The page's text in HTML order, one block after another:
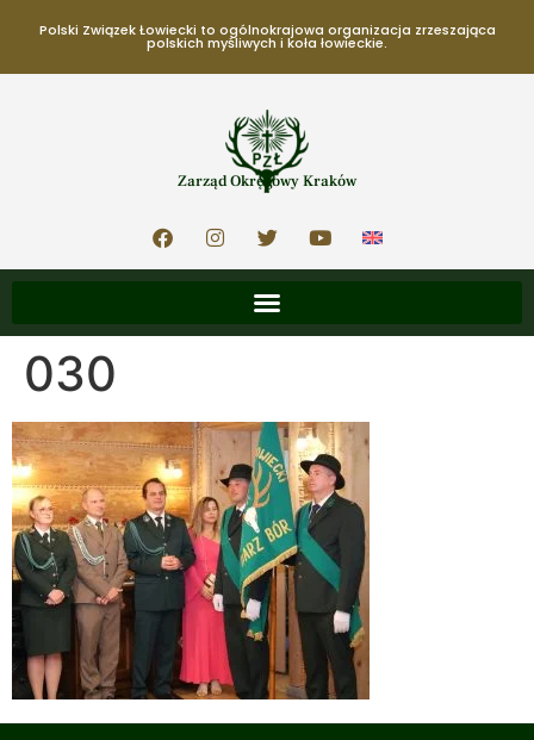
Polski Związek Łowiecki to ogólnokrajowa organizacja zrzeszająca
polskich myśliwych i koła łowieckie.
Zarząd Okręgowy Kraków
030